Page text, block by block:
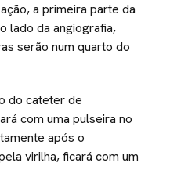
a primeira parte da
lado da angiografia,
serão num quarto do
do cateter de
com uma pulseira no
após o
virilha, ficará com um